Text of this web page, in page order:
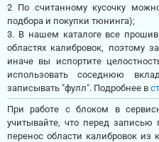
2 По считанному кусочку
подбора и покупки тюнинга);
3. В нашем каталоге все
областях калибровок, поэтому
иначе вы испортите
использовать соседнюю
записывать "фулл". Подробнее в
При работе с блоком в
учитывайте, что перед записью
перенос области калибровок из